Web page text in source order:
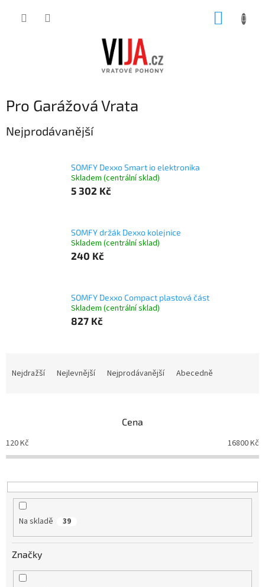
Pro Garážová Vrata
Nejprodávanější
SOMFY Dexxo Smart io elektronika
Skladem (centrální sklad)
5 302 Kč
SOMFY držák Dexxo kolejnice
Skladem (centrální sklad)
240 Kč
SOMFY Dexxo Compact plastová část
Skladem (centrální sklad)
827 Kč
p
r
o
u
Nejdražší Nejlevnější Nejprodávanější Abecedně
Cena
120Kč 16800Kč
Na skladě 39
Značky